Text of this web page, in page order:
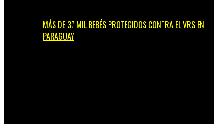
MÁS DE 37 MIL BEBÉS PROTEGIDOS CONTRA EL VRS EN
PARAGUAY